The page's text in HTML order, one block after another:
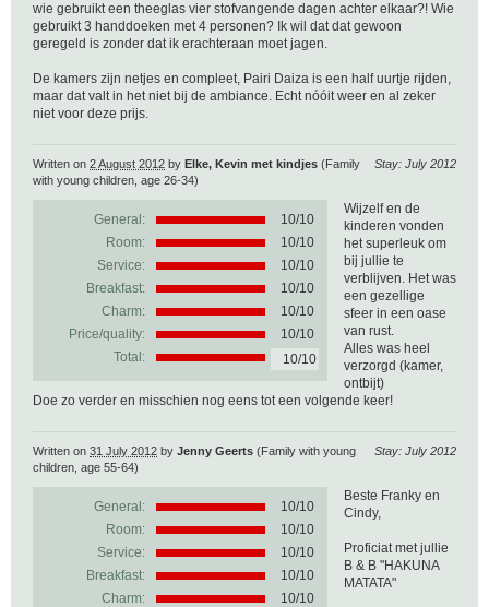
wie gebruikt een theeglas vier stofvangende dagen achter elkaar?! Wie
gebruikt 3 handdoeken met 4 personen? Ik wil dat dat gewoon
geregeld is zonder dat ik erachteraan moet jagen.
De kamers zijn netjes en compleet, Pairi Daiza is een half uurtje rijden,
maar dat valt in het niet bij de ambiance. Echt nóóit weer en al zeker
niet voor deze prijs.
Stay: July 2012
Written on 2 August 2012 by Elke, Kevin met kindjes (Family
with young children, age 26-34)
General: 10/10
Room:
10/10
Service:
10/10
Breakfast:
10/10
Charm:
10/10
Price/quality:
10/10
Total:
10/10
Wijzelf en de
kinderen vonden
het superleuk om
bij jullie te
verblijven. Het was
een gezellige
sfeer in een oase
van rust.
Alles was heel
verzorgd (kamer,
ontbijt)
Doe zo verder en misschien nog eens tot een volgende keer!
Stay: July 2012
Written on 31 July 2012 by Jenny Geerts (Family with young
children, age 55-64)
General: 10/10
Room:
10/10
Service:
10/10
Breakfast:
10/10
Charm:
10/10
Beste Franky en
Cindy,
Proficiat met jullie
B & B "HAKUNA
MATATA"